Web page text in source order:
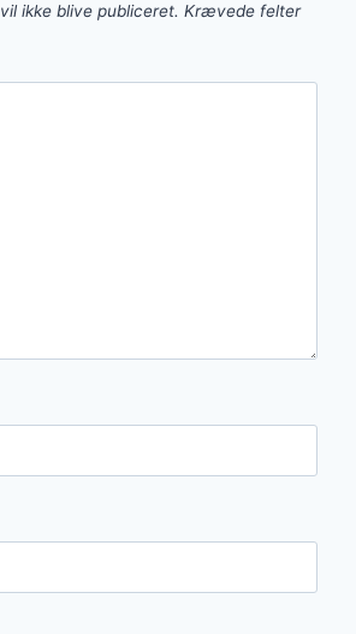
ikke blive publiceret. Krævede felter